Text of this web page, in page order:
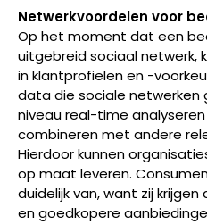
Netwerkvoordelen voor
Op het moment dat een
uitgebreid sociaal netwerk,
in klantprofielen en -
data die sociale netwerken
niveau real-time
combineren met andere
Hierdoor kunnen
op maat leveren.
duidelijk van, want zij
en goedkopere